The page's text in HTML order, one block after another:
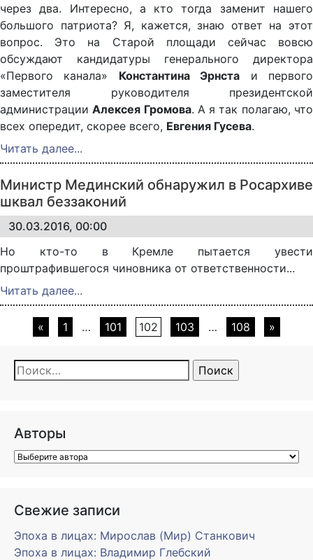
через два. Интересно, а кто тогда заменит нашего
большого патриота? Я, кажется, знаю ответ на этот
вопрос. Это на Старой площади сейчас вовсю
обсуждают кандидатуры генерального директора
«Первого канала» Константина Эрнста и первого
заместителя руководителя президентской
администрацииАлексея Громова. А я так полагаю, что
всех опередит, скорее всего, Евгения Гусева.
Читать далее...
Министр Мединский обнаружил в Росархиве
шквал беззаконий
30.03.2016, 00:00
Но кто-то в Кремле пытается увести
проштрафившегося чиновника от ответственности...
Читать далее...
Страницы:
« 1 … 101 102 103 … 108 »
Найти:
Авторы
Свежие записи
Эпоха в лицах: Мирослав (Мир) Станкович
Эпоха в лицах: Владимир Глебский